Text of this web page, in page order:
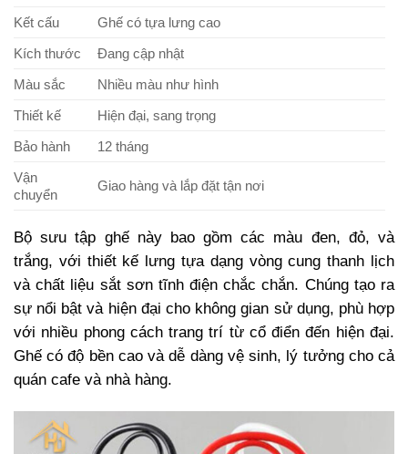
Kết cấu
Ghế có tựa lưng cao
Kích thước
Đang cập nhật
Màu sắc
Nhiều màu như hình
Thiết kế
Hiện đại, sang trọng
Bảo hành
12 tháng
Vận
chuyển
Giao hàng và lắp đặt tận nơi
Bộ sưu tập ghế này bao gồm các màu đen, đỏ, và
trắng, với thiết kế lưng tựa dạng vòng cung thanh lịch
và chất liệu sắt sơn tĩnh điện chắc chắn. Chúng tạo ra
sự nổi bật và hiện đại cho không gian sử dụng, phù hợp
với nhiều phong cách trang trí từ cổ điển đến hiện đại.
Ghế có độ bền cao và dễ dàng vệ sinh, lý tưởng cho cả
quán cafe và nhà hàng.